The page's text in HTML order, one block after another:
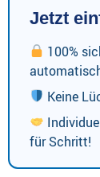
Jetzt
100%
Keine
für Schritt!